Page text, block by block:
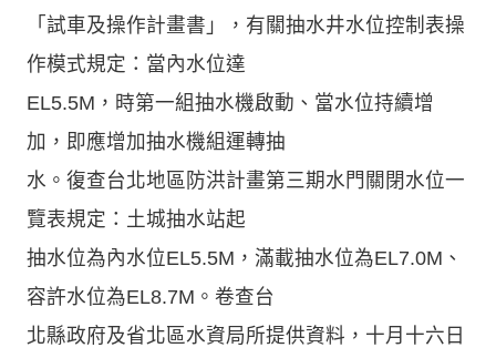
「試車及操作計畫書」，有關抽水井水位控制表操
作模式規定：當內水位達
EL5.5M，時第一組抽水機啟動、當水位持續增
加，即應增加抽水機組運轉抽
水。復查台北地區防洪計畫第三期水門關閉水位一
覽表規定：土城抽水站起
抽水位為內水位EL5.5M，滿載抽水位為EL7.0M、
容許水位為EL8.7M。卷查台
北縣政府及省北區水資局所提供資料，十月十六日